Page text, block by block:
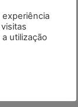
utilização